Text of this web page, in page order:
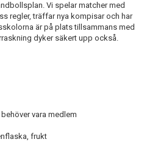
Vi spelar matcher med
regler, träffar nya kompisar och har
är på plats tillsammans med
dyker säkert upp också.
vara medlem
frukt